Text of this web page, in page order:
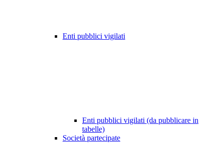
Enti pubblici vigilati
Enti pubblici vigilati (da pubblicare in
tabelle)
Società partecipate